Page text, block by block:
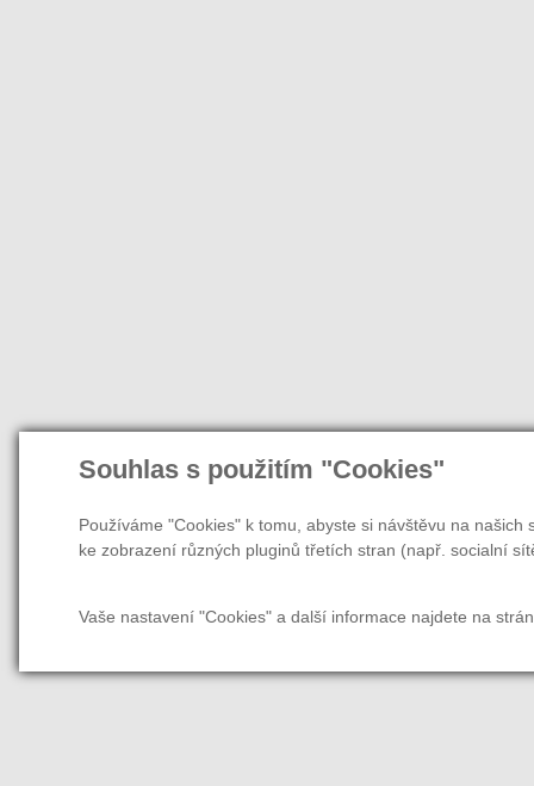
Souhlas s použitím "Cookies"
Používáme "Cookies" k tomu, abyste si návštěvu na
ke zobrazení různých pluginů třetích stran (např. socialní
Vaše nastavení "Cookies" a další informace najdete na